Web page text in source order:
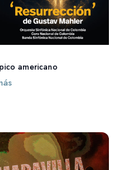
americano